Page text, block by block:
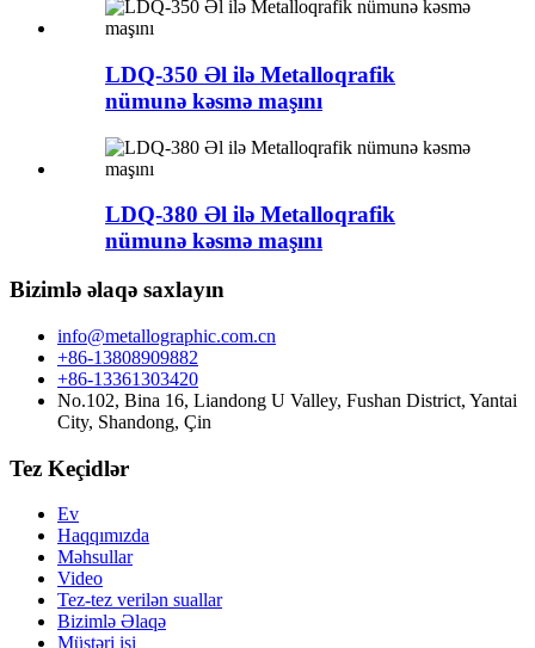
LDQ-350 Əl ilə Metalloqrafik
nümunə kəsmə maşını
LDQ-380 Əl ilə Metalloqrafik
nümunə kəsmə maşını
Bizimlə əlaqə saxlayın
info@metallographic.com.cn
+86-13808909882
+86-13361303420
No.102, Bina 16, Liandong U Valley, Fushan District, Yantai
City, Shandong, Çin
Tez Keçidlər
Ev
Haqqımızda
Məhsullar
Video
Tez-tez verilən suallar
Bizimlə Əlaqə
Müştəri işi